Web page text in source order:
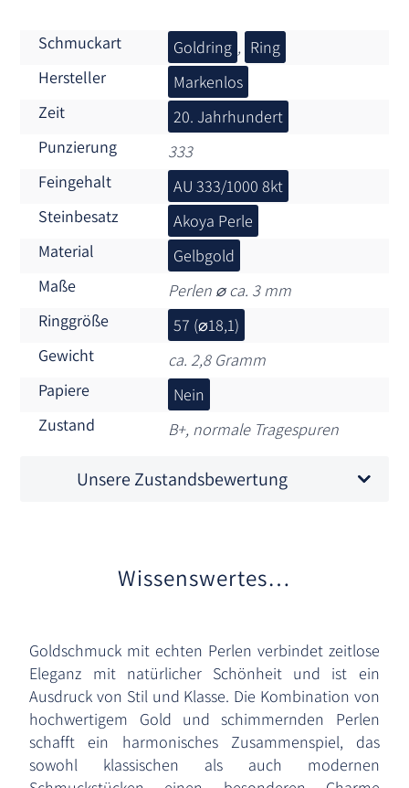
Schmuckart Goldring , Ring
Hersteller
Markenlos
Zeit
20. Jahrhundert
Punzierung
333
Feingehalt
AU 333/1000 8kt
Steinbesatz
Akoya Perle
Material
Gelbgold
Maße
Perlen ⌀ ca. 3 mm
Ringgröße
57 (⌀18,1)
Gewicht
ca. 2,8 Gramm
Papiere
Nein
Zustand
B+, normale Tragespuren
Unsere Zustandsbewertung
Wissenswertes…
Goldschmuck mit echten Perlen verbindet zeitlose
Eleganz mit natürlicher Schönheit und ist ein
Ausdruck von Stil und Klasse. Die Kombination von
hochwertigem Gold und schimmernden Perlen
schafft ein harmonisches Zusammenspiel, das
sowohl klassischen als auch modernen